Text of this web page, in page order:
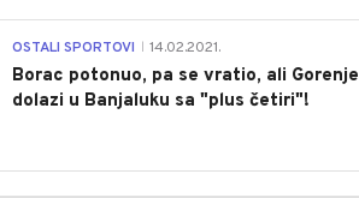
OSTALI SPORTOVI 14.02.2021.
Borac potonuo, pa se vratio, ali Gorenje
dolazi u Banjaluku sa "plus četiri"!